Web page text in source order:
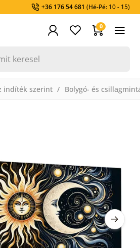
+36 176 54 681 (Hé-Pé: 10 - 15)
0
indíték szerint Bolygó- és